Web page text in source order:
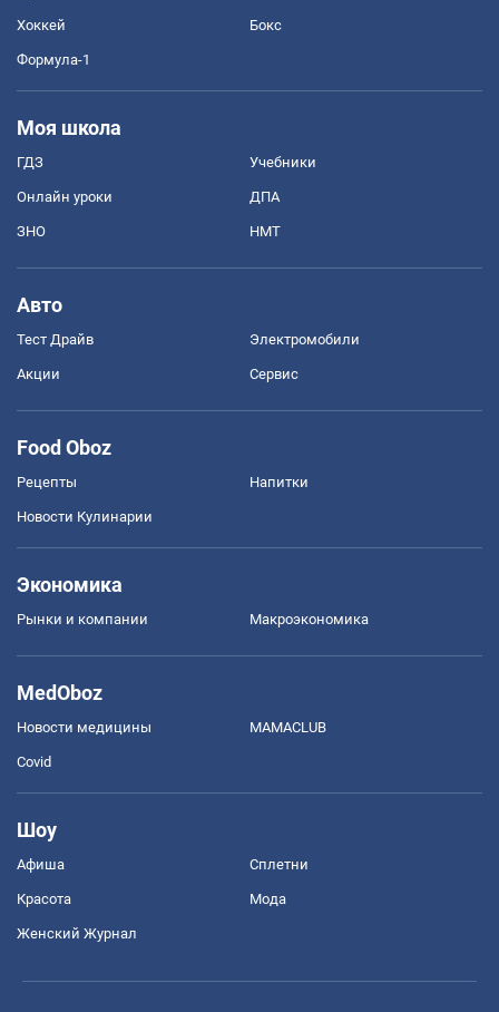
Хоккей Бокс
Формула-1
Моя школа
ГДЗ Учебники
Онлайн уроки ДПА
ЗНО НМТ
Авто
Тест Драйв Электромобили
Акции Сервис
Food Oboz
Рецепты Напитки
Новости Кулинарии
Экономика
Рынки и компании Mакроэкономика
MedOboz
Новости медицины MAMACLUB
Covid
Шоу
Афиша Сплетни
Красота Мода
Женский Журнал